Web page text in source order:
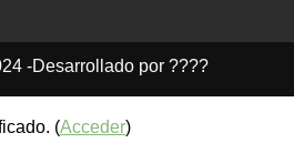
-Desarrollado por ????
(Acceder)